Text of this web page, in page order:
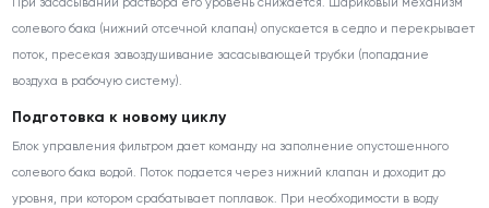
При засасывании раствора его уровень снижается. Шариковый механизм
солевого бака (нижний отсечной клапан) опускается в седло и перекрывает
поток, пресекая завоздушивание засасывающей трубки (попадание
воздуха в рабочую систему).
Подготовка к новому циклу
Блок управления фильтром дает команду на заполнение опустошенного
солевого бака водой. Поток подается через нижний клапан и доходит до
уровня, при котором срабатывает поплавок. При необходимости в воду